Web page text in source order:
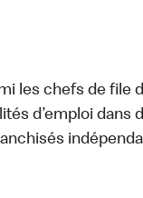
les chefs de file
d’emploi dans